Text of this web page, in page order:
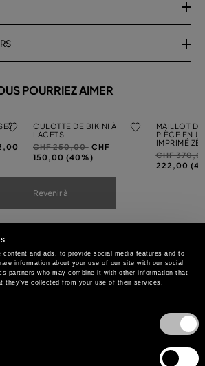
content and ads, to provide social media features and to
information about your use of our site with our social
partners who may combine it with other information that
they’ve collected from your use of their services.
POURRIEZ AIMER
CULOTTE DE BIKINI À
LACETS
Prix
réduit
CHF 250,00àCHF
150,00 (40%)
MAILLOT
PIÈCE EN
IMPRIMÉ
Prix
réduit
CHF
222,00
Revenir à